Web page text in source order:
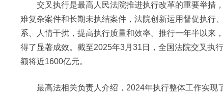
交叉执行是最高人民法院推进执行改革的重要举措
难复杂案件和长期未执结案件，法院创新运用督促执行
系、人情干扰，提高执行质量和效率。推行一年半以来
得了显著成效。截至2025年3月31日，全国法院交叉执
额将近1600亿元。
最高法相关负责人介绍，2024年执行整体工作实现